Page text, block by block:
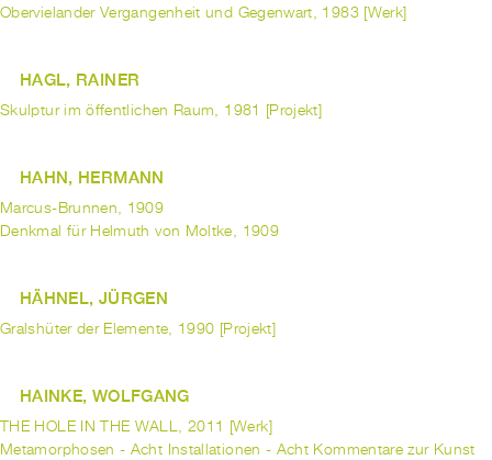
Obervielander Vergangenheit und Gegenwart, 1983 [Werk]
HAGL, RAINER
Skulptur im öffentlichen Raum, 1981 [Projekt]
HAHN, HERMANN
Marcus-Brunnen, 1909
Denkmal für Helmuth von Moltke, 1909
HÄHNEL, JÜRGEN
Gralshüter der Elemente, 1990 [Projekt]
HAINKE, WOLFGANG
THE HOLE IN THE WALL, 2011 [Werk]
Metamorphosen - Acht Installationen - Acht Kommentare zur Kunst